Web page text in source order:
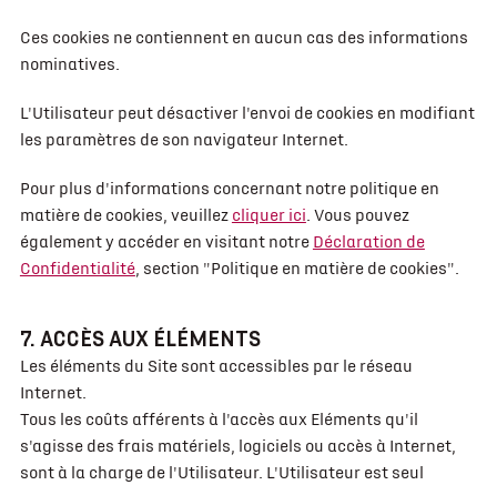
Ces cookies ne contiennent en aucun cas des informations
nominatives.
L'Utilisateur peut désactiver l'envoi de cookies en modifiant
les paramètres de son navigateur Internet.
Pour plus d'informations concernant notre politique en
matière de cookies, veuillez cliquer ici. Vous pouvez
également y accéder en visitant notre Déclaration de
Confidentialité, section "Politique en matière de cookies".
7. ACCÈS AUX ÉLÉMENTS
Les éléments du Site sont accessibles par le réseau
Internet.
Tous les coûts afférents à l'accès aux Eléments qu'il
s'agisse des frais matériels, logiciels ou accès à Internet,
sont à la charge de l'Utilisateur. L'Utilisateur est seul